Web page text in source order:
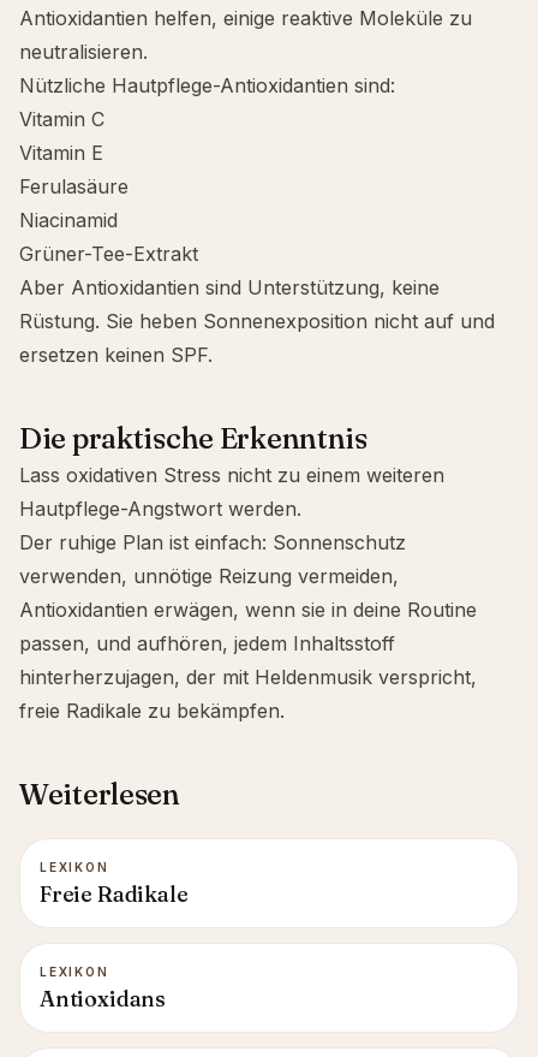
Antioxidantien helfen, einige reaktive Moleküle zu
neutralisieren.
Nützliche Hautpflege-Antioxidantien sind:
Vitamin C
Vitamin E
Ferulasäure
Niacinamid
Grüner-Tee-Extrakt
Aber Antioxidantien sind Unterstützung, keine
Rüstung. Sie heben Sonnenexposition nicht auf und
ersetzen keinen SPF.
Die praktische Erkenntnis
Lass oxidativen Stress nicht zu einem weiteren
Hautpflege-Angstwort werden.
Der ruhige Plan ist einfach: Sonnenschutz
verwenden, unnötige Reizung vermeiden,
Antioxidantien erwägen, wenn sie in deine Routine
passen, und aufhören, jedem Inhaltsstoff
hinterherzujagen, der mit Heldenmusik verspricht,
freie Radikale zu bekämpfen.
Weiterlesen
LEXIKON
Freie Radikale
LEXIKON
Antioxidans